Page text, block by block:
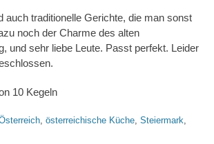
auch traditionelle Gerichte, die man sonst
noch der Charme des alten
und sehr liebe Leute. Passt perfekt. Leider
10 Kegeln
, österreichische Küche, Steiermark,